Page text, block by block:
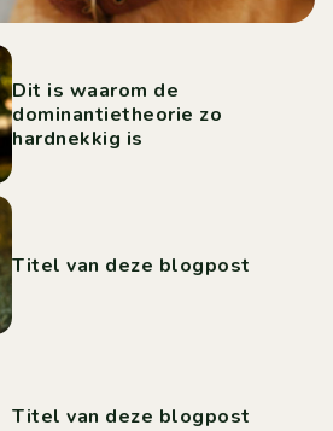
Dit is waarom de
dominantietheorie zo
hardnekkig is
Titel van deze blogpost
Titel van deze blogpost